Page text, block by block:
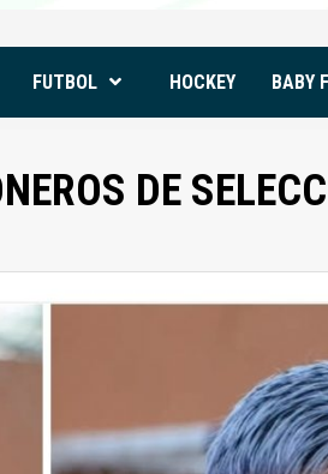
FUTBOL HOCKEY BABY
DE